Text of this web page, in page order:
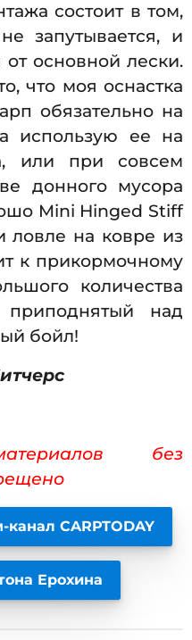
состоит в том,
запутывается, и
от основной лески.
что моя оснастка
обязательно на
использую ее на
или при совсем
донного мусора
Mini Hinged Stiff
ловле на ковре из
к прикормочному
количества
над
бойл!
без
CARPTODAY
Ерохина